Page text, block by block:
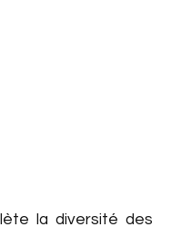
la diversité des